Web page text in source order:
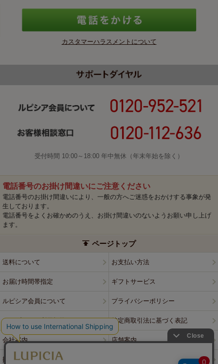
カスタマーハラスメントについて
受付時間 10:00～18:00 年中無休（年末年始を除く）
電話番号のお掛け間違いにご注意ください
電話番号のお掛け間違いにより、一般の方へご迷惑をおかけする事象が発
生しております。
電話番号をよくお確かめのうえ、お掛け間違いのないようお願い申し上げ
ます。
ページトップ
送料について お支払い方法
お届け時間帯指定 ギフトサービス
ルピシア会員について プライバシーポリシー
ウェブサイト利用規約 特定商取引法に基づく表記
会社案内 店舗案内
採用情報